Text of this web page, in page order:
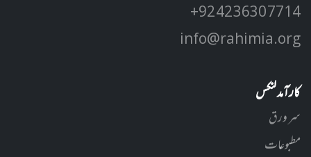
+92 42 3630 7714
info@rahimia.org
کارآمد لنکس
سر ورق
مطبوعات